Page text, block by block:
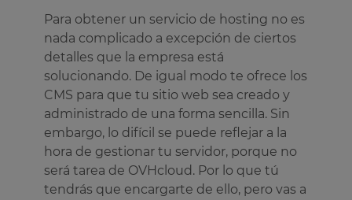
Para obtener un servicio de hosting no es
nada complicado a excepción de ciertos
detalles que la empresa está
solucionando. De igual modo te ofrece los
CMS para que tu sitio web sea creado y
administrado de una forma sencilla. Sin
embargo, lo difícil se puede reflejar a la
hora de gestionar tu servidor, porque no
será tarea de OVHcloud. Por lo que tú
tendrás que encargarte de ello, pero vas a